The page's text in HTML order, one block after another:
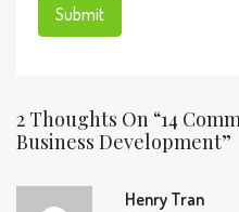
2 Thoughts On “14
Business Development”
Henry Tran